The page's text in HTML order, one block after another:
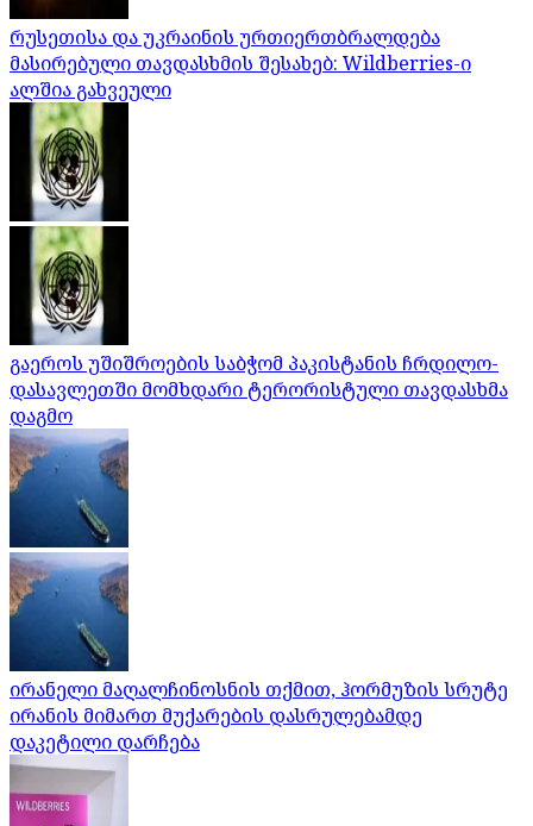
რუსეთისა და უკრაინის ურთიერთბრალდება
მასირებული თავდასხმის შესახებ: Wildberries-ი
ალშია გახვეული
გაეროს უშიშროების საბჭომ პაკისტანის ჩრდილო-
დასავლეთში მომხდარი ტერორისტული თავდასხმა
დაგმო
ირანელი მაღალჩინოსნის თქმით, ჰორმუზის სრუტე
ირანის მიმართ მუქარების დასრულებამდე
დაკეტილი დარჩება